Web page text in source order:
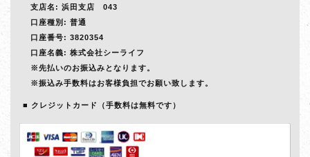
支店名: 浜田支店 043
口座種別: 普通
口座番号: 3820354
口座名義: 株式会社シーライフ
※先払いのお振込みとなります。
※振込み手数料はお客様負担でお願い致します。
クレジットカード（手数料は無料です）